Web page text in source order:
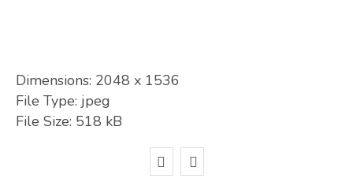
Dimensions: 2048 x 1536
File Type: jpeg
File Size: 518 kB